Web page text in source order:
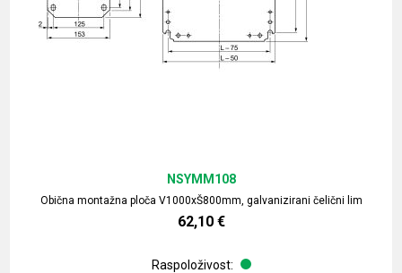
Obična montažna ploča V1000xŠ800mm, galvanizirani čelični lim
NSYMM108
62,10 €
Raspoloživost: